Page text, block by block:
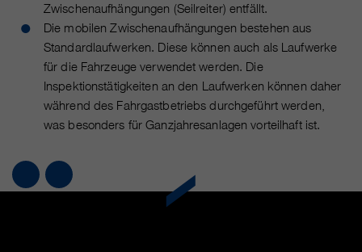
Zwischenaufhängungen (Seilreiter) entfällt.
Die mobilen Zwischenaufhängungen bestehen aus
Standardlaufwerken. Diese können auch als Laufwerke
für die Fahrzeuge verwendet werden. Die
Inspektionstätigkeiten an den Laufwerken können daher
während des Fahrgastbetriebs durchgeführt werden,
was besonders für Ganzjahresanlagen vorteilhaft ist.
Informationen werden auch an
unsere Kunden / Partner
weitergegeben.